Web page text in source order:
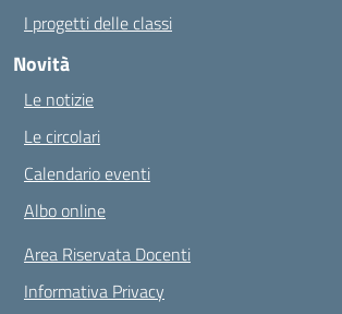
I progetti delle classi
Novità
Le notizie
Le circolari
Calendario eventi
Albo online
Area Riservata Docenti
Informativa Privacy